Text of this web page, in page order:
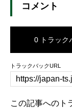
コメント
0 トラック
トラックバックURL
この記事へのト